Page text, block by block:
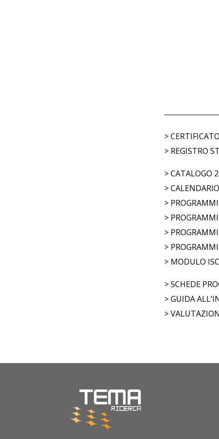
>
> REGISTRO
>CATALOGO
>
>
>
>
>
> MODULO
>SCHEDE
>GUIDA
>